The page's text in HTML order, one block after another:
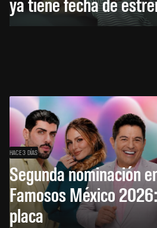
HACE 3 DÍAS
Segunda nominación
Famosos México
placa